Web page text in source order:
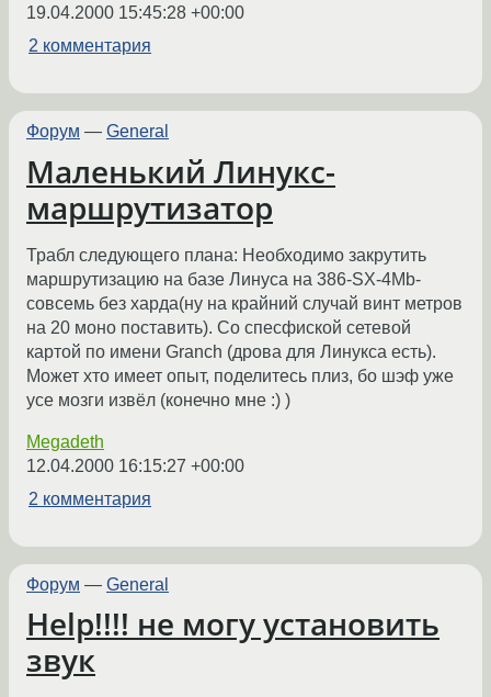
19.04.2000 15:45:28 +00:00
2 комментария
Форум — General
Маленький Линукс-
маршрутизатор
Трабл следующего плана: Необходимо закрутить
маршрутизацию на базе Линуса на 386-SX-4Mb-
совсемь без харда(ну на крайний случай винт метров
на 20 моно поставить). Со спесфиской сетевой
картой по имени Granch (дрова для Линукса есть).
Может хто имеет опыт, поделитесь плиз, бо шэф уже
усе мозги извёл (конечно мне :) )
Megadeth
12.04.2000 16:15:27 +00:00
2 комментария
Форум — General
Help!!!! не могу установить
звук